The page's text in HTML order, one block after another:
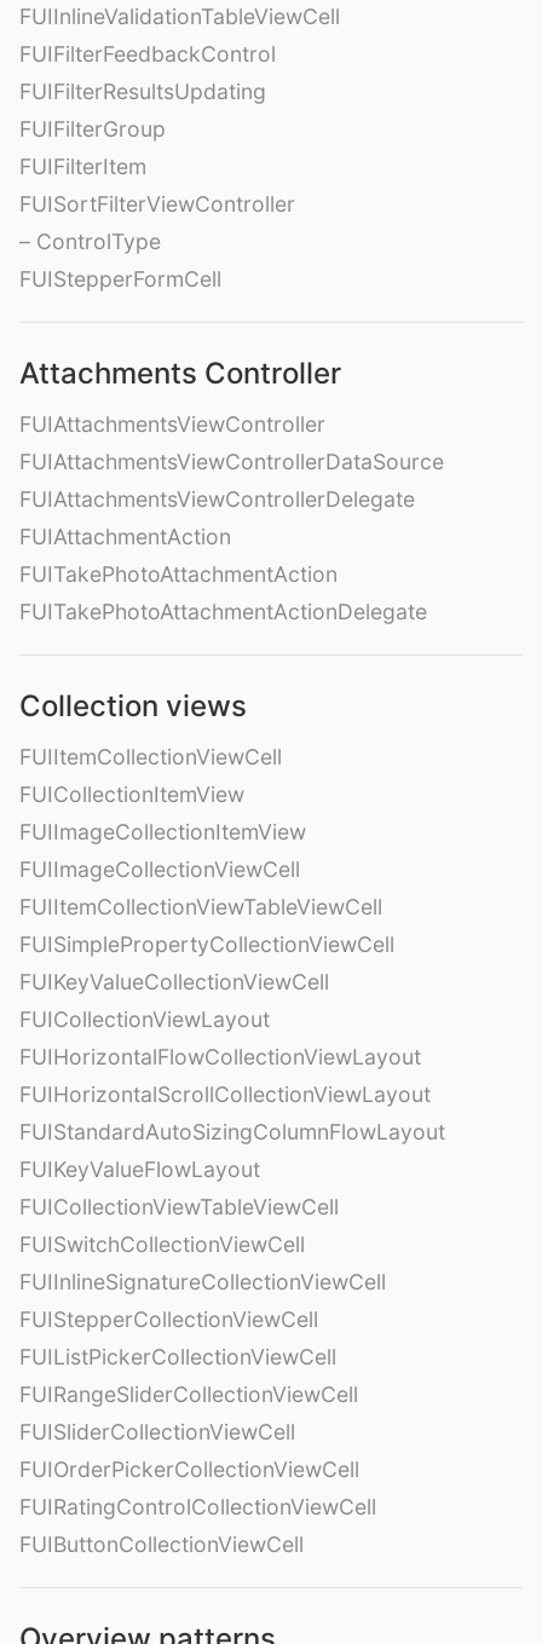
FUIInlineValidationTableViewCell
FUIFilterFeedbackControl
FUIFilterResultsUpdating
FUIFilterGroup
FUIFilterItem
FUISortFilterViewController
– ControlType
FUIStepperFormCell
Attachments Controller
FUIAttachmentsViewController
FUIAttachmentsViewControllerDataSource
FUIAttachmentsViewControllerDelegate
FUIAttachmentAction
FUITakePhotoAttachmentAction
FUITakePhotoAttachmentActionDelegate
Collection views
FUIItemCollectionViewCell
FUICollectionItemView
FUIImageCollectionItemView
FUIImageCollectionViewCell
FUIItemCollectionViewTableViewCell
FUISimplePropertyCollectionViewCell
FUIKeyValueCollectionViewCell
FUICollectionViewLayout
FUIHorizontalFlowCollectionViewLayout
FUIHorizontalScrollCollectionViewLayout
FUIStandardAutoSizingColumnFlowLayout
FUIKeyValueFlowLayout
FUICollectionViewTableViewCell
FUISwitchCollectionViewCell
FUIInlineSignatureCollectionViewCell
FUIStepperCollectionViewCell
FUIListPickerCollectionViewCell
FUIRangeSliderCollectionViewCell
FUISliderCollectionViewCell
FUIOrderPickerCollectionViewCell
FUIRatingControlCollectionViewCell
FUIButtonCollectionViewCell